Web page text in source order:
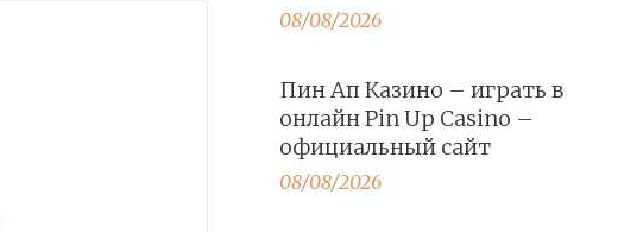
08/08/2026
Пин Ап Казино – играть в
онлайн Pin Up Casino –
официальный сайт
08/08/2026